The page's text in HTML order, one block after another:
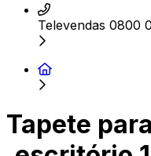
Televendas 0800
Tapete